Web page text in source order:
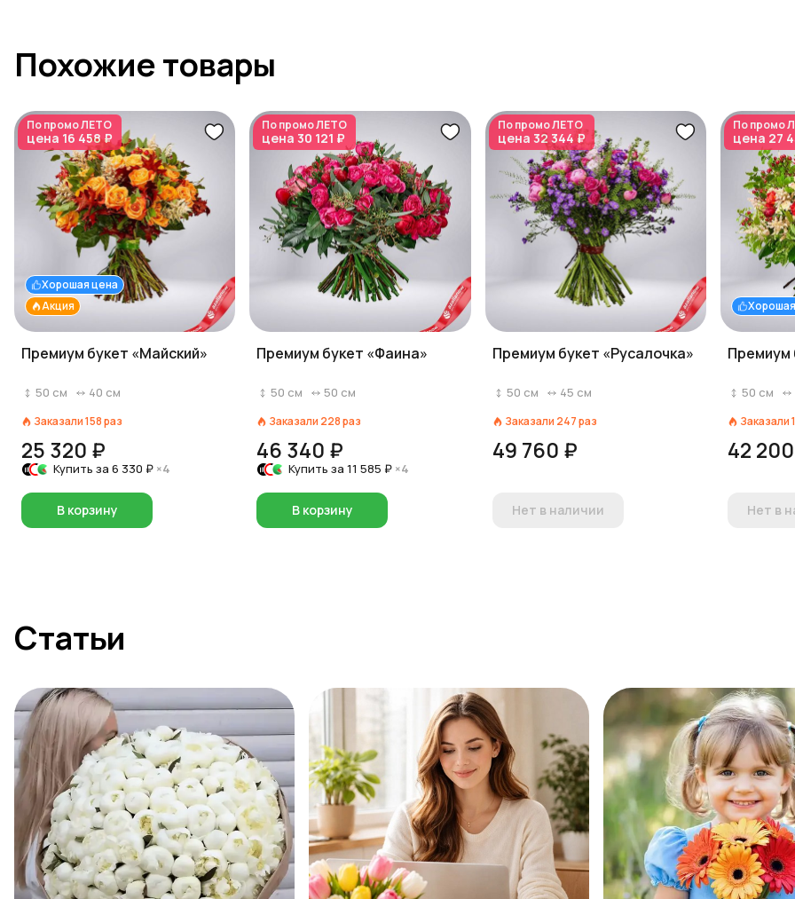
Похожие товары
По промоЛЕТО
цена 16 458 ₽
Акция
Хорошая цена
Премиум букет «Майский»
50 см 40 см
Заказали158раз
25 320 ₽
Купить за 6 330 ₽ ×4
В корзину
По промоЛЕТО
цена30 121 ₽
Премиум букет «Фаина»
50 см 50 см
Заказали 228раз
46 340 ₽
Купить за11 585 ₽ ×4
В корзину
По промоЛЕТО
цена 32 344 ₽
Премиум букет «Русалочка»
50 см 45 см
Заказали 247раз
49 760 ₽
Нет в наличии
По промо
цена 27
Премиум
50 см
Заказали
42
Нет в
Статьи